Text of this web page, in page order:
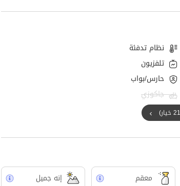
نظام تدفئة
تلفزيون
حارس/بواب
جاكوزي
معقم إنه جميل